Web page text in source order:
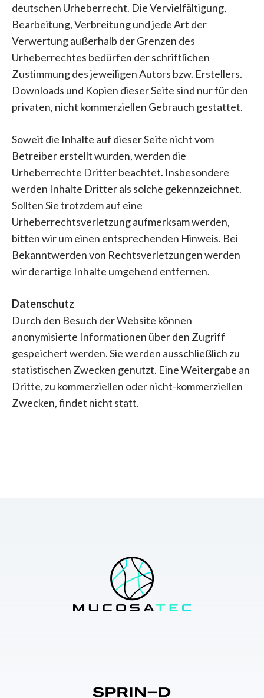
deutschen Urheberrecht. Die Vervielfältigung,
Bearbeitung, Verbreitung und jede Art der
Verwertung außerhalb der Grenzen des
Urheberrechtes bedürfen der schriftlichen
Zustimmung des jeweiligen Autors bzw. Erstellers.
Downloads und Kopien dieser Seite sind nur für den
privaten, nicht kommerziellen Gebrauch gestattet.
Soweit die Inhalte auf dieser Seite nicht vom
Betreiber erstellt wurden, werden die
Urheberrechte Dritter beachtet. Insbesondere
werden Inhalte Dritter als solche gekennzeichnet.
Sollten Sie trotzdem auf eine
Urheberrechtsverletzung aufmerksam werden,
bitten wir um einen entsprechenden Hinweis. Bei
Bekanntwerden von Rechtsverletzungen werden
wir derartige Inhalte umgehend entfernen.
Datenschutz
Durch den Besuch der Website können
anonymisierte Informationen über den Zugriff
gespeichert werden. Sie werden ausschließlich zu
statistischen Zwecken genutzt. Eine Weitergabe an
Dritte, zu kommerziellen oder nicht-kommerziellen
Zwecken, findet nicht statt.